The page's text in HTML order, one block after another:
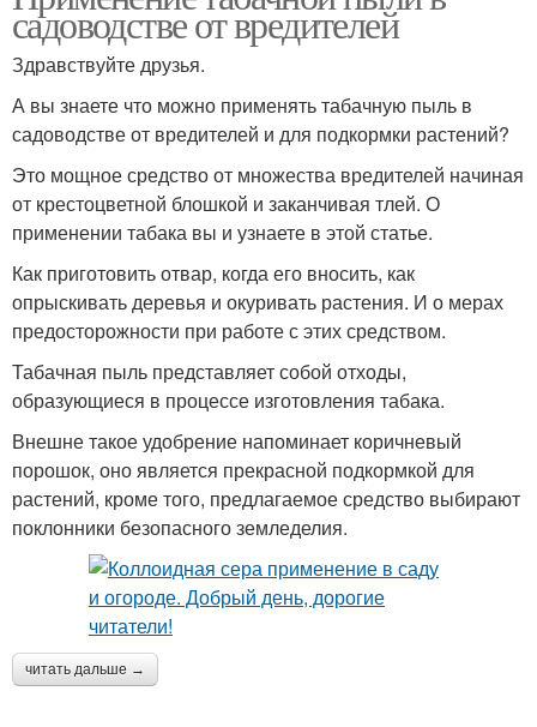
садоводстве от вредителей
Здравствуйте друзья.
А вы знаете что можно применять табачную пыль в
садоводстве от вредителей и для подкормки растений?
Это мощное средство от множества вредителей начиная
от крестоцветной блошкой и заканчивая тлей. О
применении табака вы и узнаете в этой статье.
Как приготовить отвар, когда его вносить, как
опрыскивать деревья и окуривать растения. И о мерах
предосторожности при работе с этих средством.
Табачная пыль представляет собой отходы,
образующиеся в процессе изготовления табака.
Внешне такое удобрение напоминает коричневый
порошок, оно является прекрасной подкормкой для
растений, кроме того, предлагаемое средство выбирают
поклонники безопасного земледелия.
читать дальше →